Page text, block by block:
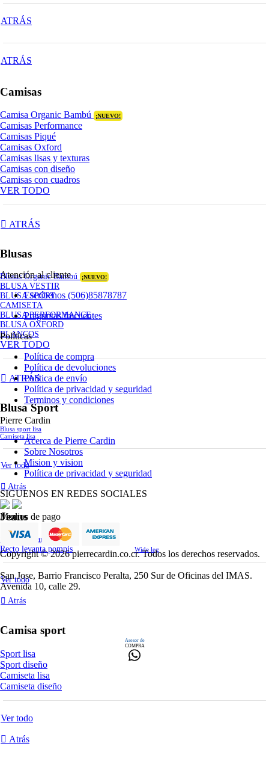
ATRÁS
ATRÁS
Camisas
Camisa Organic Bambú ¡NUEVO!
Camisas Performance
Camisas Piqué
Camisas Oxford
Camisas lisas y texturas
Camisas con diseño
Camisas con cuadros
VER TODO
ATRÁS
Blusas
Blusas Organic Bambú ¡NUEVO!
BLUSA VESTIR
BLUSA SPORT
CAMISETA
BLUSA PERFORMANCE
BLUSA OXFORD
BLANCOS
VER TODO
ATRÁS
Blusa Sport
Blusa sport lisa
Camiseta lisa
Ver todo
Atrás
Jeans
Skinny levanta pompis
Recto levanta pompis
Wide leg
Ver todo
Atrás
Camisa sport
Sport lisa
Sport diseño
Camiseta lisa
Camiseta diseño
Ver todo
Atrás
Atención al cliente
Escríbenos (506)85878787
Preguntas frecuentes
Políticas
Política de compra
Política de devoluciones
Política de envío
Política de privacidad y seguridad
Terminos y condiciones
Pierre Cardin
Acerca de Pierre Cardin
Sobre Nosotros
Mision y vision
Política de privacidad y seguridad
SIGUENOS EN REDES SOCIALES
Medios de pago
Copyright © 2026 pierrecardin.co.cr. Todos los derechos reservados.
San Jose, Barrio Francisco Peralta, 250 Sur de Oficinas del IMAS.
Avenida 10, calle 29.
Asesor de
COMPRA